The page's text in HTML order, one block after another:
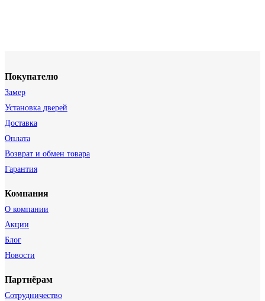
Покупателю
Замер
Установка дверей
Доставка
Оплата
Возврат и обмен товара
Гарантия
Компания
О компании
Акции
Блог
Новости
Партнёрам
Сотрудничество